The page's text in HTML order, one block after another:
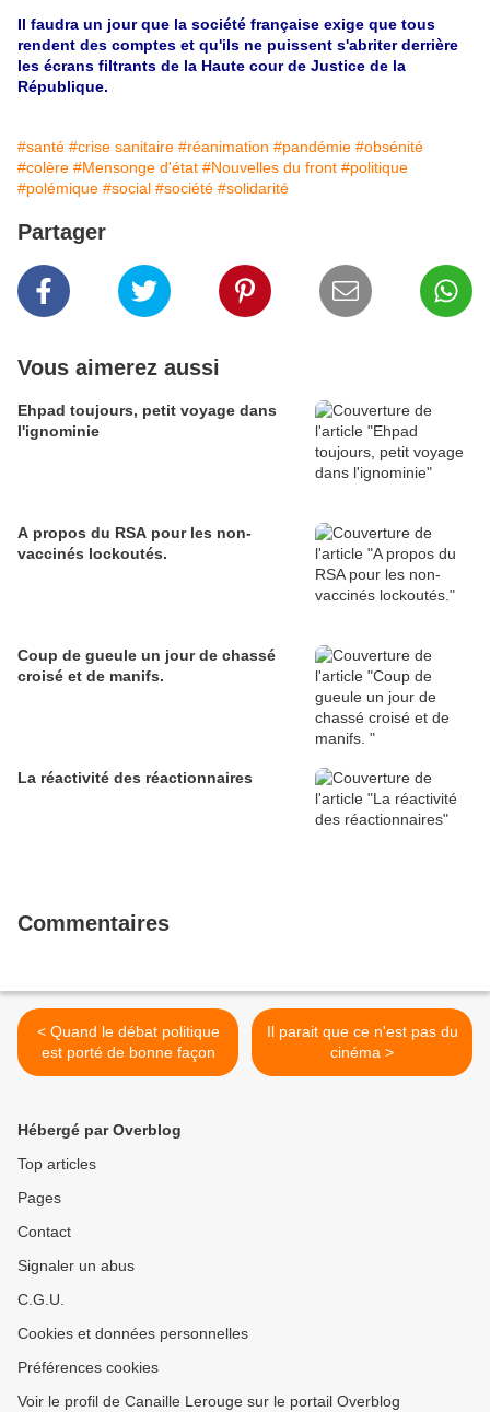
Il faudra un jour que la société française exige que tous
rendent des comptes et qu'ils ne puissent s'abriter derrière
les écrans filtrants de la Haute cour de Justice de la
République.
#santé #crise sanitaire #réanimation #pandémie #obsénité
#colère #Mensonge d'état #Nouvelles du front #politique
#polémique #social #société #solidarité
Partager
Vous aimerez aussi
Ehpad toujours, petit voyage dans
l'ignominie
A propos du RSA pour les non-
vaccinés lockoutés.
Coup de gueule un jour de chassé
croisé et de manifs.
La réactivité des réactionnaires
Commentaires
< Quand le débat politique
est porté de bonne façon
Il parait que ce n'est pas du
cinéma >
Hébergé par Overblog
Top articles
Pages
Contact
Signaler un abus
C.G.U.
Cookies et données personnelles
Préférences cookies
Voir le profil de Canaille Lerouge sur le portail Overblog